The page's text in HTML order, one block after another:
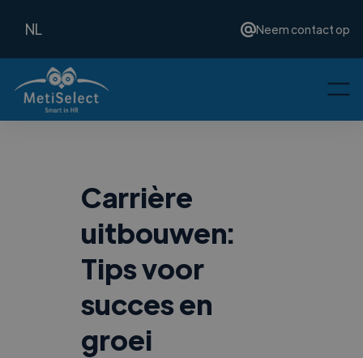
NL Neem contact op
Carrière
uitbouwen:
Tips voor
succes en
groei